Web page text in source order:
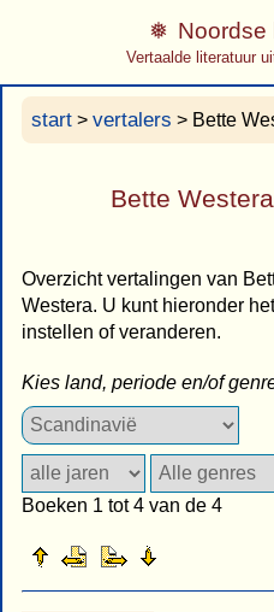
Noordse
Vertaalde literatuur
start > vertalers > Bette
Bette Westera
Overzicht vertalingen van
Westera. U kunt hieronder
instellen of veranderen.
Kies land, periode en/of
Boeken 1 tot 4 van de 4